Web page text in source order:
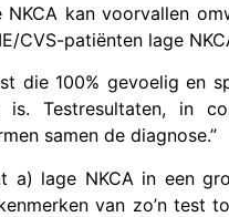
kan voorvallen
CVS-patiënten lage
die 100% gevoelig en
Testresultaten, in
samen de diagnose.”
lage NKCA in een
van zo’n test